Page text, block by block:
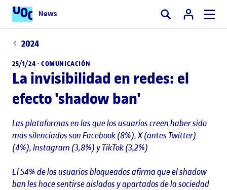
News Buscar
2024
25/1/24 · COMUNICACIÓN
La invisibilidad en redes: el
efecto 'shadow ban'
Las plataformas en las que los usuarios creen haber sido
más silenciados son Facebook (8%), X (antes Twitter)
(4%), Instagram (3,8%) y TikTok (3,2%)
El 54% de los usuarios bloqueados afirma que el shadow
ban les hace sentirse aislados y apartados de la sociedad